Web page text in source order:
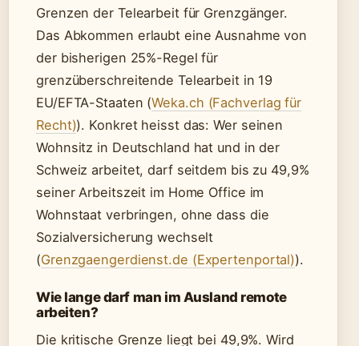
Grenzen der Telearbeit für Grenzgänger.
Das Abkommen erlaubt eine Ausnahme von
der bisherigen 25%-Regel für
grenzüberschreitende Telearbeit in 19
EU/EFTA-Staaten (Weka.ch (Fachverlag für
Recht)). Konkret heisst das: Wer seinen
Wohnsitz in Deutschland hat und in der
Schweiz arbeitet, darf seitdem bis zu 49,9%
seiner Arbeitszeit im Home Office im
Wohnstaat verbringen, ohne dass die
Sozialversicherung wechselt
(Grenzgaengerdienst.de (Expertenportal)).
Wie lange darf man im Ausland remote
arbeiten?
Die kritische Grenze liegt bei 49,9%. Wird